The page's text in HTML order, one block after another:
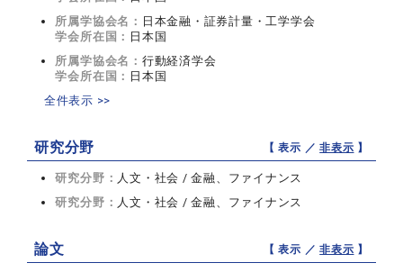
所属学協会名： 日本金融・証券計量・工学学会
学会所在国： 日本国
所属学協会名： 行動経済学会
学会所在国： 日本国
全件表示 >>
研究分野 【 表示 ／非表示 】
研究分野： 人文・社会 / 金融、ファイナンス
研究分野： 人文・社会 / 金融、ファイナンス
論文 【 表示 ／非表示 】